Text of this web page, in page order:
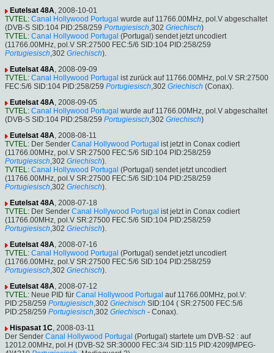
Eutelsat 48A, 2008-10-01
TVTEL: Canal Hollywood Portugal wurde auf 11766.00MHz, pol.V abgeschaltet
(DVB-S SID:104 PID:258/259 Portugiesisch,302 Griechisch)
TVTEL: Canal Hollywood Portugal (Portugal) sendet jetzt uncodiert
(11766.00MHz, pol.V SR:27500 FEC:5/6 SID:104 PID:258/259
Portugiesisch,302 Griechisch).
Eutelsat 48A, 2008-09-09
TVTEL: Canal Hollywood Portugal ist zurück auf 11766.00MHz, pol.V SR:27500
FEC:5/6 SID:104 PID:258/259 Portugiesisch,302 Griechisch (Conax).
Eutelsat 48A, 2008-09-05
TVTEL: Canal Hollywood Portugal wurde auf 11766.00MHz, pol.V abgeschaltet
(DVB-S SID:104 PID:258/259 Portugiesisch,302 Griechisch)
Eutelsat 48A, 2008-08-11
TVTEL: Der Sender Canal Hollywood Portugal ist jetzt in Conax codiert
(11766.00MHz, pol.V SR:27500 FEC:5/6 SID:104 PID:258/259
Portugiesisch,302 Griechisch).
TVTEL: Canal Hollywood Portugal (Portugal) sendet jetzt uncodiert
(11766.00MHz, pol.V SR:27500 FEC:5/6 SID:104 PID:258/259
Portugiesisch,302 Griechisch).
Eutelsat 48A, 2008-07-18
TVTEL: Der Sender Canal Hollywood Portugal ist jetzt in Conax codiert
(11766.00MHz, pol.V SR:27500 FEC:5/6 SID:104 PID:258/259
Portugiesisch,302 Griechisch).
Eutelsat 48A, 2008-07-16
TVTEL: Canal Hollywood Portugal (Portugal) sendet jetzt uncodiert
(11766.00MHz, pol.V SR:27500 FEC:5/6 SID:104 PID:258/259
Portugiesisch,302 Griechisch).
Eutelsat 48A, 2008-07-12
TVTEL: Neue PID für Canal Hollywood Portugal auf 11766.00MHz, pol.V:
PID:258/259 Portugiesisch,302 Griechisch SID:104 ( SR:27500 FEC:5/6
PID:258/259 Portugiesisch,302 Griechisch - Conax).
Hispasat 1C, 2008-03-11
Der Sender Canal Hollywood Portugal (Portugal) startete um DVB-S2 : auf
12012.00MHz, pol.H (DVB-S2 SR:30000 FEC:3/4 SID:115 PID:4209[MPEG-